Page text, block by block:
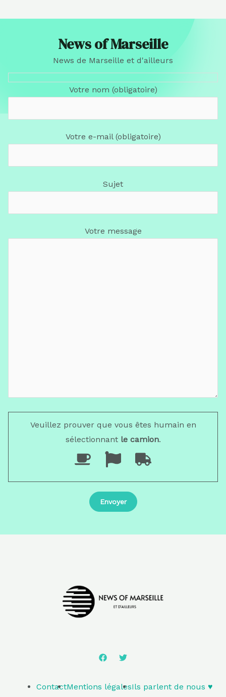
News of Marseille
News de Marseille et d'ailleurs
Votre nom (obligatoire)
Votre e-mail (obligatoire)
Sujet
Votre message
Veuillez prouver que vous êtes humain en
sélectionnantle camion.
ContactMentions légalesIls parlent de nous ♥️